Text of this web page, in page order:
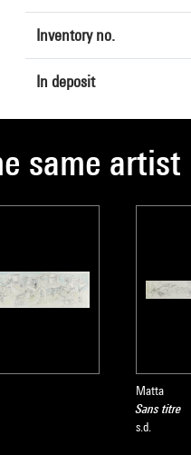
Inventory no.
In deposit
same artist
Matta
Sans titre
s.d.